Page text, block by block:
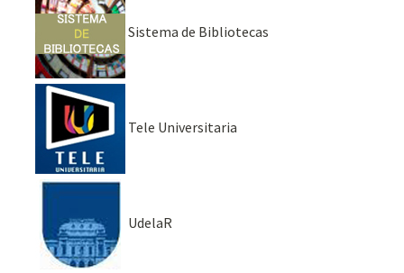
Sistema de Bibliotecas
Tele Universitaria
UdelaR